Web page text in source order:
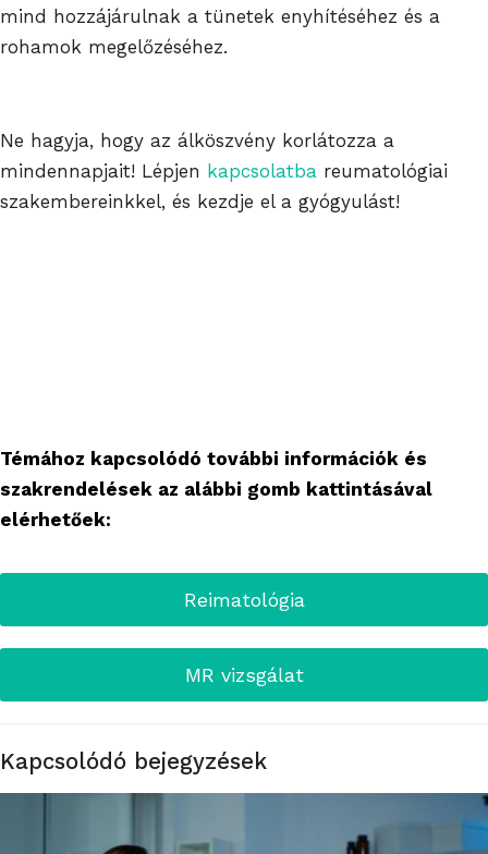
mind hozzájárulnak a tünetek enyhítéséhez és a
rohamok megelőzéséhez.
Ne hagyja, hogy az álköszvény korlátozza a
mindennapjait! Lépjen kapcsolatba reumatológiai
szakembereinkkel, és kezdje el a gyógyulást!
Témához kapcsolódó további információk és
szakrendelések az alábbi gomb kattintásával
elérhetőek:
Reimatológia
MR vizsgálat
Kapcsolódó bejegyzések